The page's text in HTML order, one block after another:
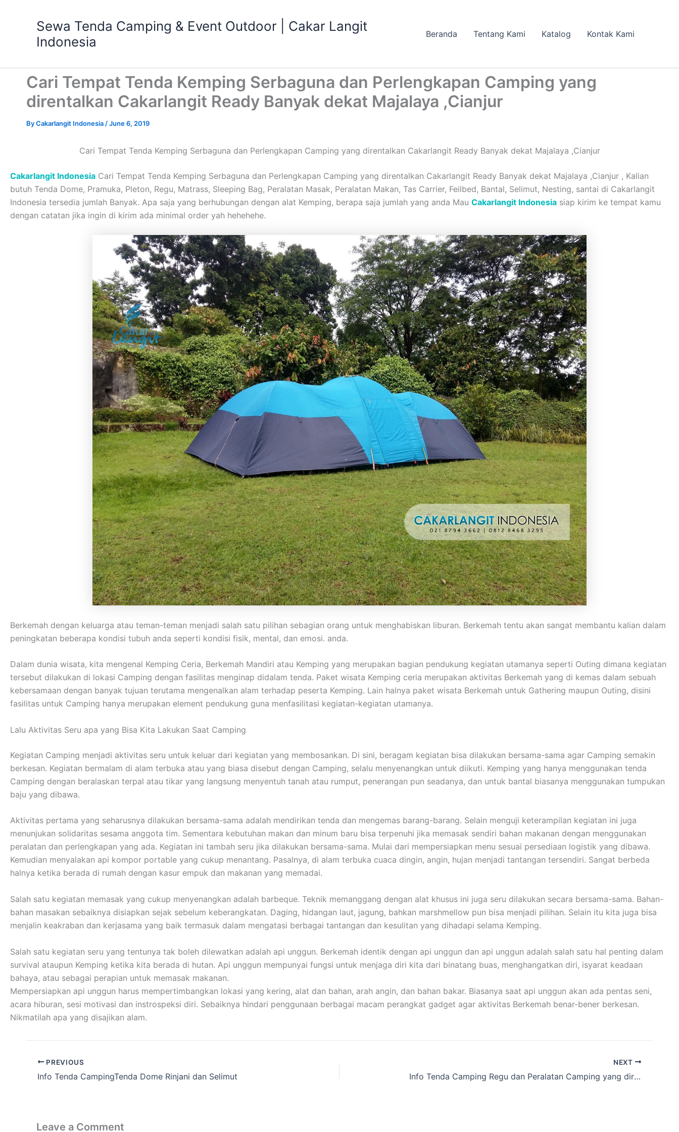
Sewa Tenda Camping & Event Outdoor | Cakar Langit
Indonesia
Beranda Tentang Kami Katalog Kontak Kami
Cari Tempat Tenda Kemping Serbaguna dan Perlengkapan Camping yang
direntalkan Cakarlangit Ready Banyak dekat Majalaya ,Cianjur
ByCakarlangit Indonesia /June 6, 2019
Cari Tempat Tenda Kemping Serbaguna dan Perlengkapan Camping yang direntalkan Cakarlangit Ready Banyak dekat Majalaya ,Cianjur
Cakarlangit Indonesia Cari Tempat Tenda Kemping Serbaguna dan Perlengkapan Camping yang direntalkan Cakarlangit Ready Banyak dekat Majalaya ,Cianjur , Kalian
butuh Tenda Dome, Pramuka, Pleton, Regu, Matrass, Sleeping Bag, Peralatan Masak, Peralatan Makan, Tas Carrier, Feilbed, Bantal, Selimut, Nesting, santai di Cakarlangit
Indonesia tersedia jumlah Banyak. Apa saja yang berhubungan dengan alat Kemping, berapa saja jumlah yang anda Mau Cakarlangit Indonesia siap kirim ke tempat kamu
dengan catatan jika ingin di kirim ada minimal order yah hehehehe.
Berkemah dengan keluarga atau teman-teman menjadi salah satu pilihan sebagian orang untuk menghabiskan liburan. Berkemah tentu akan sangat membantu kalian dalam
peningkatan beberapa kondisi tubuh anda seperti kondisi fisik, mental, dan emosi. anda.
Dalam dunia wisata, kita mengenal Kemping Ceria, Berkemah Mandiri atau Kemping yang merupakan bagian pendukung kegiatan utamanya seperti Outing dimana kegiatan
tersebut dilakukan di lokasi Camping dengan fasilitas menginap didalam tenda. Paket wisata Kemping ceria merupakan aktivitas Berkemah yang di kemas dalam sebuah
kebersamaan dengan banyak tujuan terutama mengenalkan alam terhadap peserta Kemping. Lain halnya paket wisata Berkemah untuk Gathering maupun Outing, disini
fasilitas untuk Camping hanya merupakan element pendukung guna menfasilitasi kegiatan-kegiatan utamanya.
Lalu Aktivitas Seru apa yang Bisa Kita Lakukan Saat Camping
Kegiatan Camping menjadi aktivitas seru untuk keluar dari kegiatan yang membosankan. Di sini, beragam kegiatan bisa dilakukan bersama-sama agar Camping semakin
berkesan. Kegiatan bermalam di alam terbuka atau yang biasa disebut dengan Camping, selalu menyenangkan untuk diikuti. Kemping yang hanya menggunakan tenda
Camping dengan beralaskan terpal atau tikar yang langsung menyentuh tanah atau rumput, penerangan pun seadanya, dan untuk bantal biasanya menggunakan tumpukan
baju yang dibawa.
Aktivitas pertama yang seharusnya dilakukan bersama-sama adalah mendirikan tenda dan mengemas barang-barang. Selain menguji keterampilan kegiatan ini juga
menunjukan solidaritas sesama anggota tim. Sementara kebutuhan makan dan minum baru bisa terpenuhi jika memasak sendiri bahan makanan dengan menggunakan
peralatan dan perlengkapan yang ada. Kegiatan ini tambah seru jika dilakukan bersama-sama. Mulai dari mempersiapkan menu sesuai persediaan logistik yang dibawa.
Kemudian menyalakan api kompor portable yang cukup menantang. Pasalnya, di alam terbuka cuaca dingin, angin, hujan menjadi tantangan tersendiri. Sangat berbeda
halnya ketika berada di rumah dengan kasur empuk dan makanan yang memadai.
Salah satu kegiatan memasak yang cukup menyenangkan adalah barbeque. Teknik memanggang dengan alat khusus ini juga seru dilakukan secara bersama-sama. Bahan-
bahan masakan sebaiknya disiapkan sejak sebelum keberangkatan. Daging, hidangan laut, jagung, bahkan marshmellow pun bisa menjadi pilihan. Selain itu kita juga bisa
menjalin keakraban dan kerjasama yang baik termasuk dalam mengatasi berbagai tantangan dan kesulitan yang dihadapi selama Kemping.
Salah satu kegiatan seru yang tentunya tak boleh dilewatkan adalah api unggun. Berkemah identik dengan api unggun dan api unggun adalah salah satu hal penting dalam
survival ataupun Kemping ketika kita berada di hutan. Api unggun mempunyai fungsi untuk menjaga diri kita dari binatang buas, menghangatkan diri, isyarat keadaan
bahaya, atau sebagai perapian untuk memasak makanan.
Mempersiapkan api unggun harus mempertimbangkan lokasi yang kering, alat dan bahan, arah angin, dan bahan bakar. Biasanya saat api unggun akan ada pentas seni,
acara hiburan, sesi motivasi dan instrospeksi diri. Sebaiknya hindari penggunaan berbagai macam perangkat gadget agar aktivitas Berkemah benar-bener berkesan.
Nikmatilah apa yang disajikan alam.
PREVIOUS
Info Tenda CampingTenda Dome Rinjani dan Selimut
NEXT
Info Tenda Camping Regu dan Peralatan Camping yang direntalkan dekat Limo, Kota Depok
Leave a Comment